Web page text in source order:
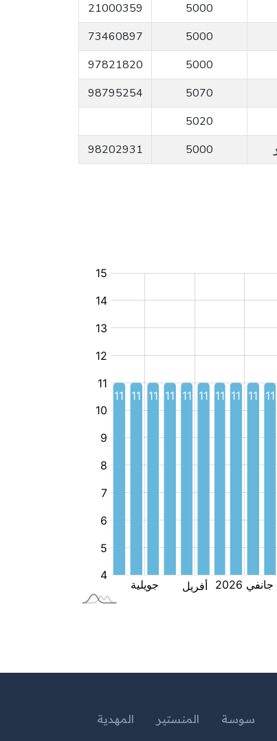
5000
21000359
5000
73460897
5000
97821820
5070
98795254
5020
5000
98202931
نادي
خاص
سوسة المنستير
المهدية